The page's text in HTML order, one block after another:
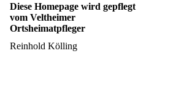
Diese Homepage wird gepflegt
vom Veltheimer
Ortsheimatpfleger
Reinhold Kölling